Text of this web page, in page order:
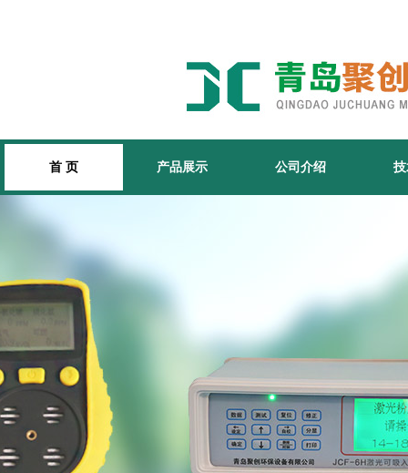
首 页 产品展示 公司介绍